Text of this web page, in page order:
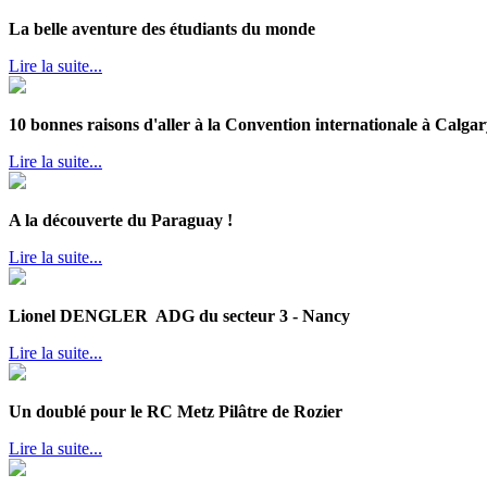
La belle aventure des étudiants du monde
Lire la suite...
10 bonnes raisons d'aller à la Convention internationale à
Lire la suite...
A la découverte du Paraguay !
Lire la suite...
Lionel DENGLER ADG du secteur 3 - Nancy
Lire la suite...
Un doublé pour le RC Metz Pilâtre de Rozier
Lire la suite...